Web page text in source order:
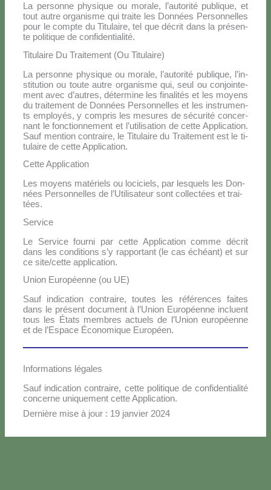
La per­son­ne phy­si­que ou mo­ra­le, l’au­to­ri­té pu­bli­que, et
tout au­tre or­ga­ni­sme qui trai­te les Don­nées Per­son­nel­les
pour le comp­te du Ti­tu­lai­re, tel que dé­crit dans la pré­sen­
te po­li­ti­que de con­fi­den­tia­li­té.
Titulaire Du Traitement (Ou Titulaire)
La per­son­ne phy­si­que ou mo­ra­le, l’autorité pu­bli­que, l’in­
sti­tu­tion ou tou­te au­tre or­ga­ni­sme qui, seul ou co­n­join­te­
ment avec d’autres, dé­ter­mi­ne les fi­na­li­tés et les moyens
du trai­te­ment de Don­nées Per­son­nel­les et les in­stru­men­
ts em­ployés, y com­pris les me­su­res de sé­cu­ri­té con­cer­
nant le fonc­tion­ne­ment et l’u­ti­li­sa­tion de cet­te Ap­pli­ca­tion.
Sauf men­tion con­trai­re, le Ti­tu­lai­re du Trai­te­ment est le ti­
tu­lai­re de cet­te Ap­pli­ca­tion.
Cette Application
Les moyens ma­té­riels ou lo­ci­ciels, par le­squels les Don­
nées Per­son­nel­les de l’U­ti­li­sa­teur sont col­lec­tées et trai­
tées.
Service
Le Ser­vi­ce four­ni par cet­te Ap­pli­ca­tion com­me dé­crit
dans les con­di­tions s’y rap­por­tant (le cas échéant) et sur
ce site/cette ap­pli­ca­tion.
Union Européenne (ou UE)
Sauf in­di­ca­tion con­trai­re, tou­tes les ré­fé­ren­ces fai­tes
dans le pré­sent do­cu­ment à l’U­nion Eu­ro­péen­ne in­cluent
tous les Éta­ts mem­bres ac­tuels de l’U­nion eu­ro­péen­ne
et de l’E­spa­ce Éco­no­mi­que Eu­ro­péen.
Informations légales
Sauf in­di­ca­tion con­trai­re, cet­te po­li­ti­que de con­fi­den­tia­li­té
con­cer­ne uni­que­ment cet­te Ap­pli­ca­tion.
Der­niè­re mi­se à jour : 19 jan­vier 2024